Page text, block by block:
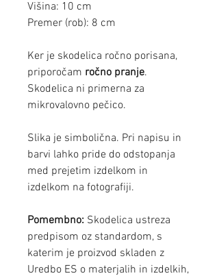
Višina: 10 cm
Premer (rob): 8 cm
Ker je skodelica ročno porisana,
priporočam ročno pranje.
Skodelica ni primerna za
mikrovalovno pečico.
Slika je simbolična. Pri napisu in
barvi lahko pride do odstopanja
med prejetim izdelkom in
izdelkom na fotografiji.
Pomembno: Skodelica ustreza
predpisom oz standardom, s
katerim je proizvod skladen z
Uredbo ES o materjalih in izdelkih,